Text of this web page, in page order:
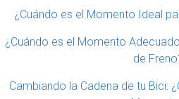
¿Cuándo es el Momento Ideal
¿Cuándo es el Momento
de
Cambiando la Cadena de tu Bici: